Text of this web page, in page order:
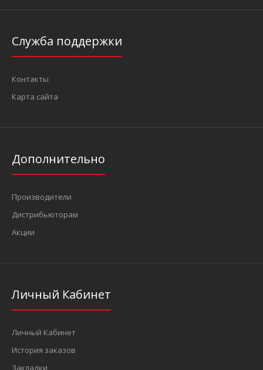
Служба поддержки
Контакты
Карта сайта
Дополнительно
Производители
Дистрибьюторам
Акции
Личный Кабинет
Личный Кабинет
История заказов
Закладки